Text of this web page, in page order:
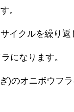
。
イクルを繰り返
になります。
)のオニボウフラ